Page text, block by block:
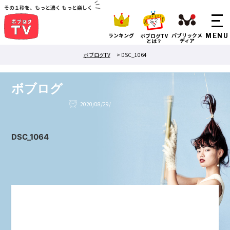
その１秒を、もっと濃く もっと楽しく
ランキング ボブログTV
とは？
パブリックメ
ディア
ボブログTV
> DSC_1064
ボブログ
2020/08/29/
DSC_1064